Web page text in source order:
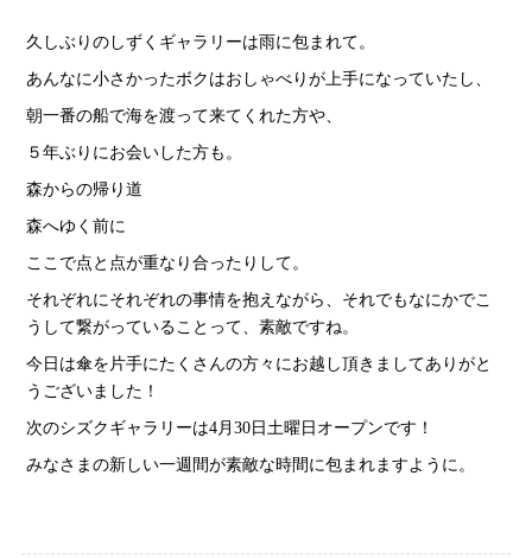
久しぶりのしずくギャラリーは雨に包まれて。
あんなに小さかったボクはおしゃべりが上手になっていたし、
朝一番の船で海を渡って来てくれた方や、
５年ぶりにお会いした方も。
森からの帰り道
森へゆく前に
ここで点と点が重なり合ったりして。
それぞれにそれぞれの事情を抱えながら、それでもなにかでこ
うして繋がっていることって、素敵ですね。
今日は傘を片手にたくさんの方々にお越し頂きましてありがと
うございました！
次のシズクギャラリーは4月30日土曜日オープンです！
みなさまの新しい一週間が素敵な時間に包まれますように。